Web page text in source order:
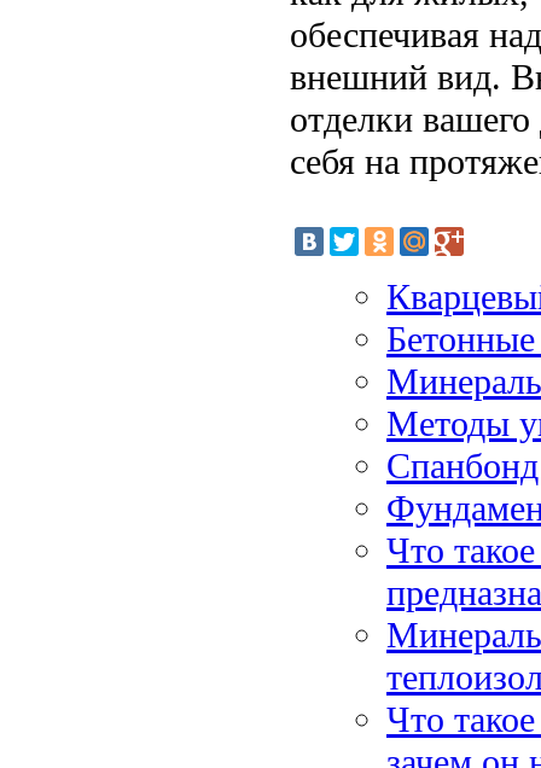
обеспечивая
внешний вид.
отделки
себя на
Бетонные
Методы
Что
Что